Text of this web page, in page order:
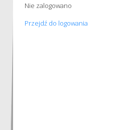
Nie zalogowano
Przejdź do logowania